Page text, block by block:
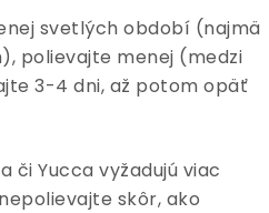
svetlých období (najmä
polievajte menej (medzi
3-4 dni, až potom opäť
či Yucca vyžadujú viac
skôr, ako